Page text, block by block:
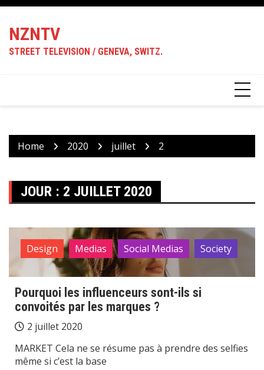
Skip
content
NZNTV
STREET TELEVISION / GENEVA, SWITZ.
Home 2020 juillet 2
JOUR : 2 JUILLET 2020
Design Medias Social Medias Society
Pourquoi les influenceurs sont-ils si
convoités par les marques ?
2 juillet 2020
MARKET Cela ne se résume pas à prendre des selfies
même si c’est la base